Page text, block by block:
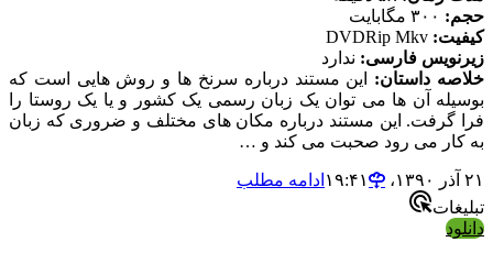
حجم:
کیفیت:
زیرنویس فارسی: ندارد
خلاصه داستان: این مستند درباره سرنخ ها و روش هایی است که
بوسیله آن ها می توان یک زبان رسمی یک کشور و یا یک روستا را
فرا گرفت. این مستند درباره مکان های مختلف و ضروری که زبان
به کار می رود صحبت می کند و …
۲۱ آذر ۱۳۹۰،‏ ۱۹:۴۱
ادامه مطلب
تبلیغات
دانلود